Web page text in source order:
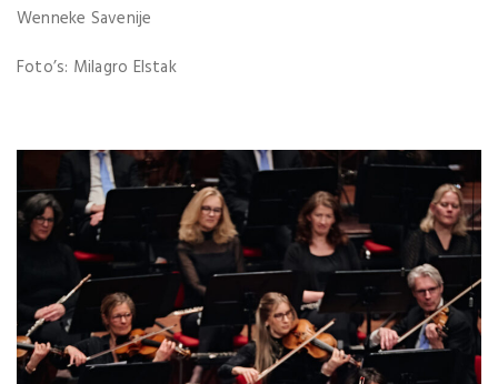
Wenneke Savenije
Foto’s: Milagro Elstak